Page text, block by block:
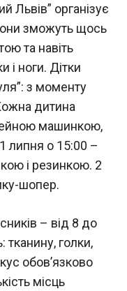
Львів” організує
зможуть щось
та навіть
і ноги. Дітки
з моменту
дитина
машинкою,
липня о 15:00 –
і резинкою. 2
шопер.
– від 8 до
тканину, голки,
обовʼязково
місць